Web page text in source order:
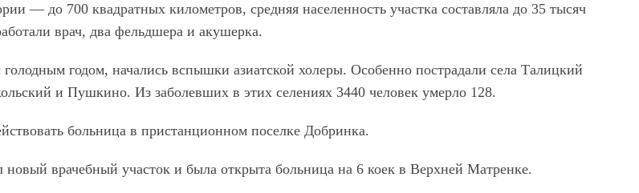
— до 700 квадратных километров, средняя населенность участка составляла до 35 тысяч
врач, два фельдшера и акушерка.
голодным годом, начались вспышки азиатской холеры. Особенно пострадали села Талицкий
и Пушкино. Из заболевших в этих селениях 3440 человек умерло 128.
больница в пристанционном поселке Добринка.
новый врачебный участок и была открыта больница на 6 коек в Верхней Матренке.